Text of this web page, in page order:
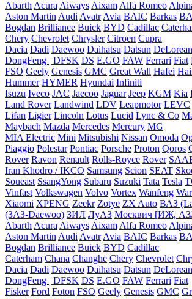
Abarth Acura Aiways Aixam Alfa Romeo
Aston Martin Audi Avatr Avia BAIC Barkas
Bogdan Brilliance Buick BYD Cadillac
Chery Chevrolet Chrysler Citroen Cupra
Dacia Dadi Daewoo Daihatsu Datsun DeLorean
DongFeng | DFSK DS E.GO FAW Ferrari Fiat
FSO Geely Genesis GMC Great Wall Hafei
Hummer HYMER Hyundai Infiniti
Isuzu Iveco JAC Jaecoo Jaguar Jeep KGM Kia
Land Rover Landwind LDV Leapmotor LEVC
Lifan Ligier Lincoln Lotus Lucid Lync & Co
Maybach Mazda Mercedes Mercury MG
MIA Electric Mini Mitsubishi Nissan Omoda
Piaggio Polestar Pontiac Porsche Proton Qoros
Rover Ravon Renault Rolls-Royce Rover
Iran Khodro / IKCO Samsung Scion SEAT
Soueast SsangYong Subaru Suzuki Tata Tesla
Vinfast Volkswagen Volvo Vortex Wanfeng
Xiaomi XPENG Zeekr Zotye ZX Auto ВАЗ
(ЗАЗ-Daewoo) ЗИЛ ЛуАЗ Москвич [ИЖ,
Abarth Acura Aiways Aixam Alfa Romeo
Aston Martin Audi Avatr Avia BAIC Barkas
Bogdan Brilliance Buick BYD Cadillac
Caterham Chana Changhe Chery Chevrolet
Dacia Dadi Daewoo Daihatsu Datsun DeLorean
DongFeng | DFSK DS E.GO FAW Ferrari Fiat
Fisker Ford Foton FSO Geely Genesis GMC